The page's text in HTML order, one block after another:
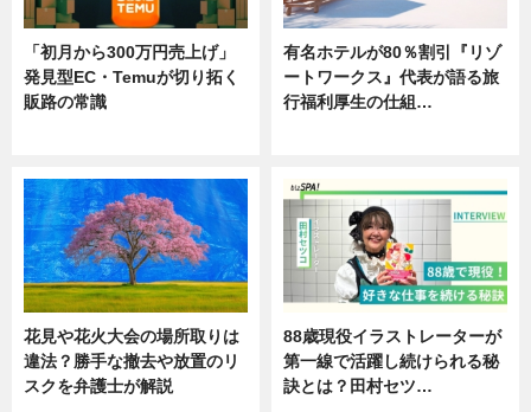
「初月から300万円売上げ」
発見型EC・Temuが切り拓く
販路の常識
有名ホテルが80％割引『リゾ
ートワークス』代表が語る旅
行福利厚生の仕組…
花見や花火大会の場所取りは
違法？勝手な撤去や放置のリ
スクを弁護士が解説
88歳現役イラストレーターが
第一線で活躍し続けられる秘
訣とは？田村セツ…